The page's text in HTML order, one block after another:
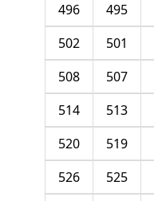
495
496
501
502
507
508
513
514
519
520
525
526